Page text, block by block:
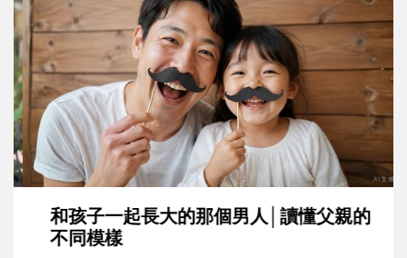
和孩子一起長大的那個男人│讀懂父親的
不同模樣